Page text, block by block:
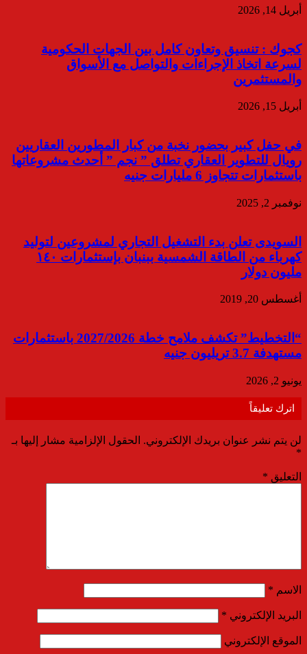
أبريل 14, 2026
كجوك : تنسيق وتعاون كامل بين الجهات الحكومية
لسرعة اتخاذ الإجراءات والتواصل مع الأسواق
والمستثمرين
أبريل 15, 2026
في حفل كبير بحضور نخبة من كبار المطورين العقاريين
رويال للتطوير العقاري تطلق ” نجم ” أحدث مشروعاتها
باستثمارات تتجاوز 6 مليارات جنيه
نوفمبر 2, 2025
السويدى تعلن بدء التشغيل التجاري لمشروعين لتوليد
كهرباء من الطاقة الشمسية ببنبان بإستثمارات ١٤٠
مليون دولار
أغسطس 20, 2019
“التخطيط” تكشف ملامح خطة 2027/2026 باستثمارات
مستهدفة 3.7 تريليون جنيه
يونيو 2, 2026
اترك تعليقاً
لن يتم نشر عنوان بريدك الإلكتروني. الحقول الإلزامية مشار إليها بـ
*
التعليق *
الاسم *
البريد الإلكتروني *
الموقع الإلكتروني